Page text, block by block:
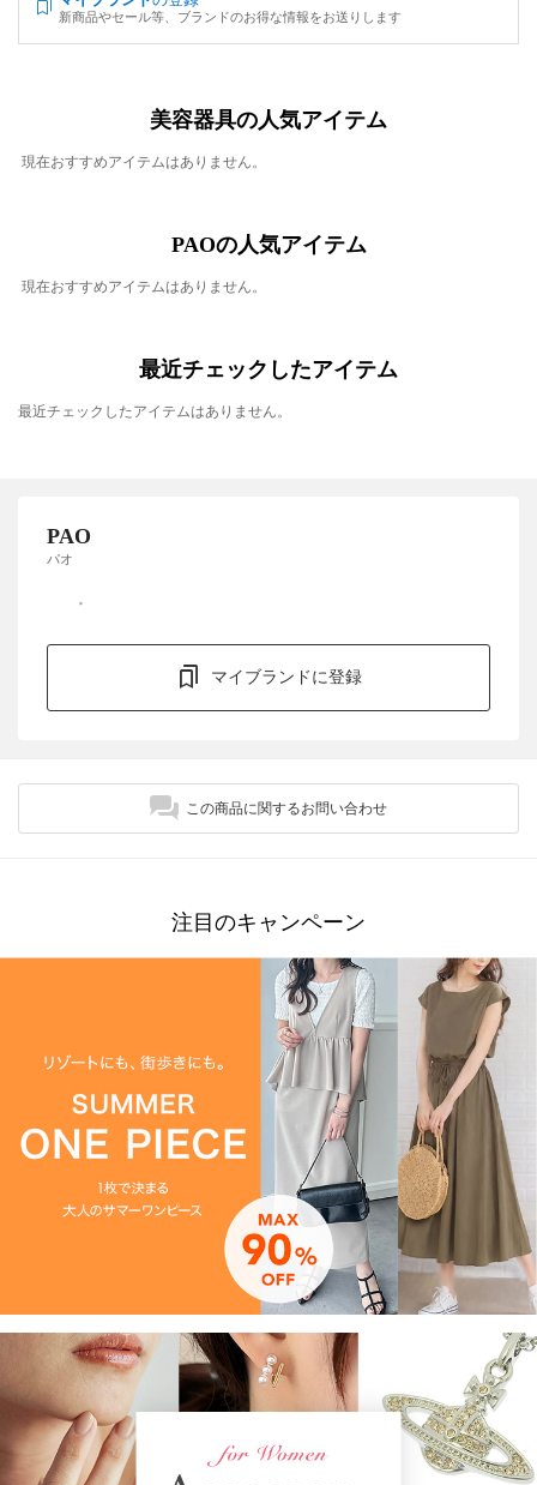
新商品やセール等、ブランドのお得な情報をお送りします
美容器具の人気アイテム
現在おすすめアイテムはありません。
PAOの人気アイテム
現在おすすめアイテムはありません。
最近チェックしたアイテム
最近チェックしたアイテムはありません。
PAO
パオ
マイブランドに登録
この商品に関するお問い合わせ
注目のキャンペーン